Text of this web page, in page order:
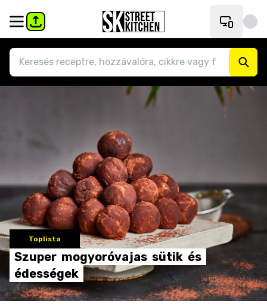
Toplista
Szuper mogyoróvajas sütik és
édességek